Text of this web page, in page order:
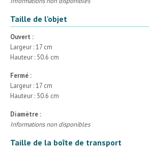
Taille de l'objet
Ouvert :
Largeur : 17 cm
Hauteur : 50.6 cm
Fermé :
Largeur : 17 cm
Hauteur : 50.6 cm
Diamètre :
Informations non disponibles
Taille de la boîte de transport